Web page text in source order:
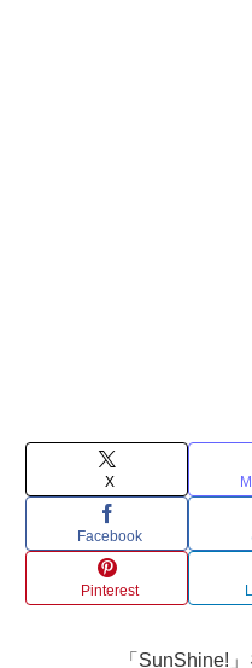
X
Facebook
Pinterest
「SunShine!